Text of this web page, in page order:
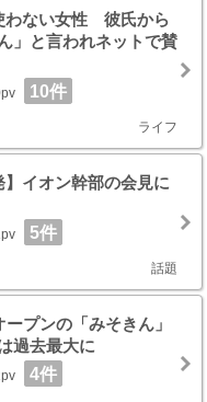
わない女性 彼氏から
」と言われネットで賛
10件
ライフ
イオン幹部の会見に
5件
話題
プンの「みそきん」
過去最大に
4件